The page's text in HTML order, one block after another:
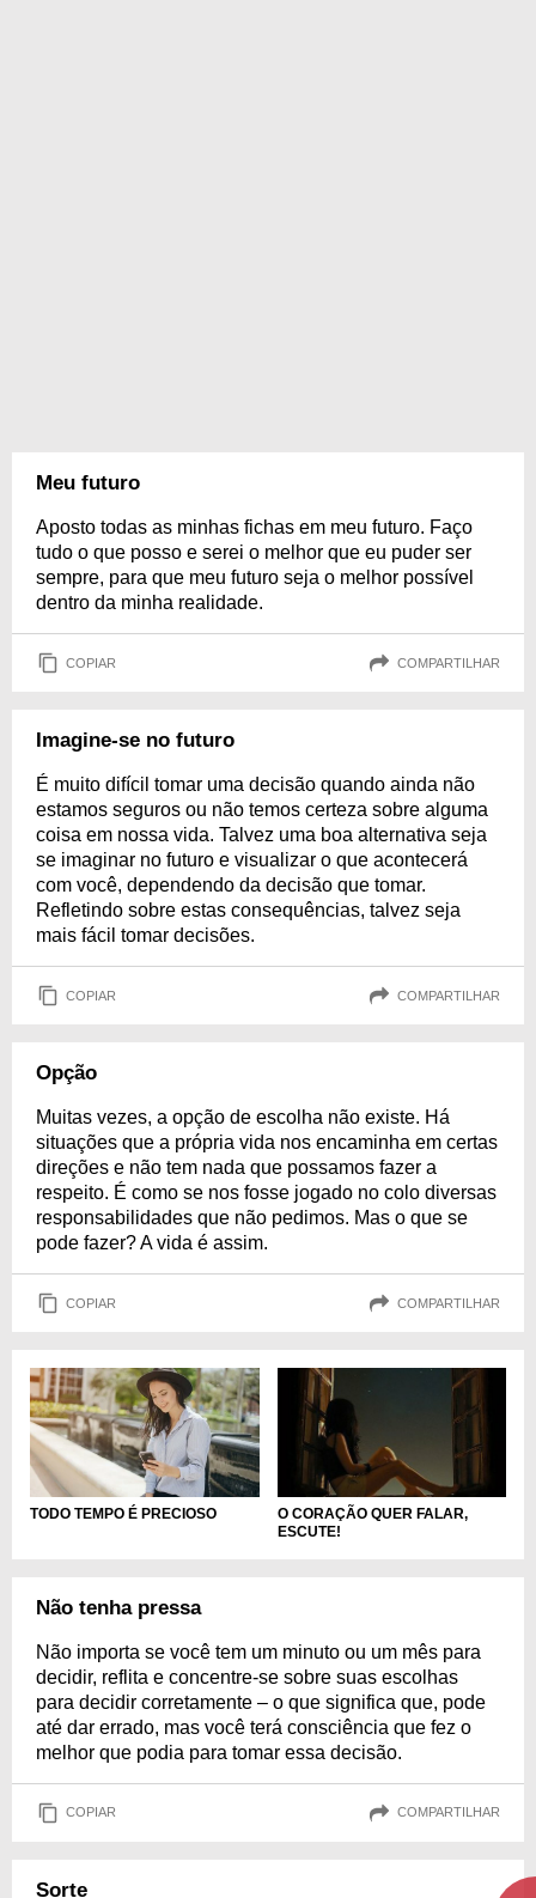
Meu futuro
Aposto todas as minhas fichas em meu futuro. Faço
tudo o que posso e serei o melhor que eu puder ser
sempre, para que meu futuro seja o melhor possível
dentro da minha realidade.
COPIAR COMPARTILHAR
Imagine-se no futuro
É muito difícil tomar uma decisão quando ainda não
estamos seguros ou não temos certeza sobre alguma
coisa em nossa vida. Talvez uma boa alternativa seja
se imaginar no futuro e visualizar o que acontecerá
com você, dependendo da decisão que tomar.
Refletindo sobre estas consequências, talvez seja
mais fácil tomar decisões.
COPIAR COMPARTILHAR
Opção
Muitas vezes, a opção de escolha não existe. Há
situações que a própria vida nos encaminha em certas
direções e não tem nada que possamos fazer a
respeito. É como se nos fosse jogado no colo diversas
responsabilidades que não pedimos. Mas o que se
pode fazer? A vida é assim.
COPIAR COMPARTILHAR
TODO TEMPO É PRECIOSO
O CORAÇÃO QUER FALAR,
ESCUTE!
Não tenha pressa
Não importa se você tem um minuto ou um mês para
decidir, reflita e concentre-se sobre suas escolhas
para decidir corretamente – o que significa que, pode
até dar errado, mas você terá consciência que fez o
melhor que podia para tomar essa decisão.
COPIAR COMPARTILHAR
Sorte